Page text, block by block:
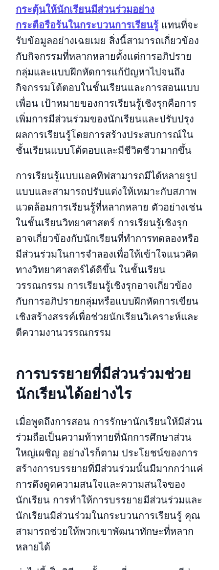
กระตุ้นให้นักเรียนมีส่วนร่วมอย่าง
กระตือรือร้นในกระบวนการเรียนรู้ แทนที่จะ
รับข้อมูลอย่างเฉยเมย สิ่งนี้สามารถเกี่ยวข้อง
กับกิจกรรมที่หลากหลายตั้งแต่การอภิปราย
กลุ่มและแบบฝึกหัดการแก้ปัญหาไปจนถึง
กิจกรรมโต้ตอบในชั้นเรียนและการสอนแบบ
เพื่อน เป้าหมายของการเรียนรู้เชิงรุกคือการ
เพิ่มการมีส่วนร่วมของนักเรียนและปรับปรุง
ผลการเรียนรู้โดยการสร้างประสบการณ์ใน
ชั้นเรียนแบบโต้ตอบและมีชีวิตชีวามากขึ้น
การเรียนรู้แบบแอคทีฟสามารถมีได้หลายรูป
แบบและสามารถปรับแต่งให้เหมาะกับสภาพ
แวดล้อมการเรียนรู้ที่หลากหลาย ตัวอย่างเช่น
ในชั้นเรียนวิทยาศาสตร์ การเรียนรู้เชิงรุก
อาจเกี่ยวข้องกับนักเรียนที่ทำการทดลองหรือ
มีส่วนร่วมในการจำลองเพื่อให้เข้าใจแนวคิด
ทางวิทยาศาสตร์ได้ดีขึ้น ในชั้นเรียน
วรรณกรรม การเรียนรู้เชิงรุกอาจเกี่ยวข้อง
กับการอภิปรายกลุ่มหรือแบบฝึกหัดการเขียน
เชิงสร้างสรรค์เพื่อช่วยนักเรียนวิเคราะห์และ
ตีความงานวรรณกรรม
การบรรยายที่มีส่วนร่วมช่วย
นักเรียนได้อย่างไร
เมื่อพูดถึงการสอน การรักษานักเรียนให้มีส่วน
ร่วมถือเป็นความท้าทายที่นักการศึกษาส่วน
ใหญ่เผชิญ อย่างไรก็ตาม ประโยชน์ของการ
สร้างการบรรยายที่มีส่วนร่วมนั้นมีมากกว่าแค่
การดึงดูดความสนใจและความสนใจของ
นักเรียน การทำให้การบรรยายมีส่วนร่วมและ
นักเรียนมีส่วนร่วมในกระบวนการเรียนรู้ คุณ
สามารถช่วยให้พวกเขาพัฒนาทักษะที่หลาก
หลายได้